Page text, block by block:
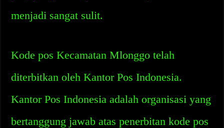
menjadi sangat sulit.
Kode pos Kecamatan Mlonggo telah
diterbitkan oleh Kantor Pos Indonesia.
Kantor Pos Indonesia adalah organisasi yang
bertanggung jawab atas penerbitan kode pos